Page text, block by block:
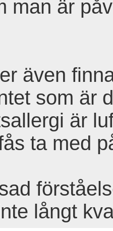
man är
även
som är
är
ta med
långt